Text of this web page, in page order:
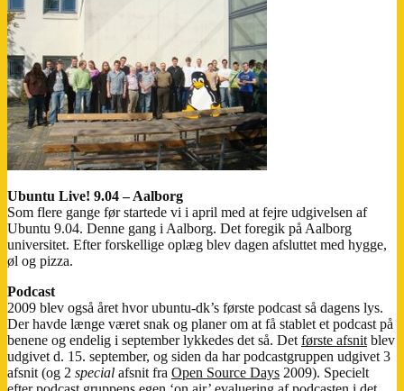
Ubuntu Live! 9.04 – Aalborg
Som flere gange før startede vi i april med at fejre udgivelsen af
Ubuntu 9.04. Denne gang i Aalborg. Det foregik på Aalborg
universitet. Efter forskellige oplæg blev dagen afsluttet med hygge,
øl og pizza.
Podcast
2009 blev også året hvor ubuntu-dk’s første podcast så dagens lys.
Der havde længe været snak og planer om at få stablet et podcast på
benene og endelig i september lykkedes det så. Det første afsnit blev
udgivet d. 15. september, og siden da har podcastgruppen udgivet 3
afsnit (og 2 special afsnit fra Open Source Days 2009). Specielt